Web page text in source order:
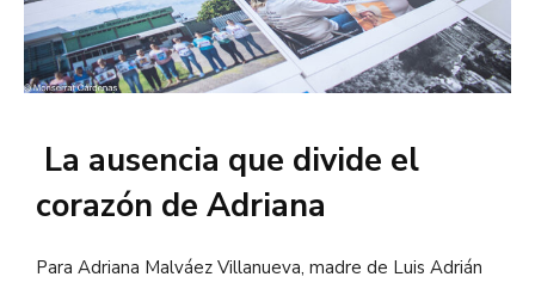
La ausencia que divide el
corazón de Adriana
Para Adriana Malváez Villanueva, madre de Luis Adrián